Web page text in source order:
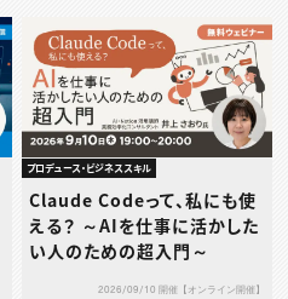
プロデュース・ビジネススキル
Claude Codeって、私にも使
える？ ～AIを仕事に活かした
い人のための超入門～
2026/09/10 開催【オンライン開催】